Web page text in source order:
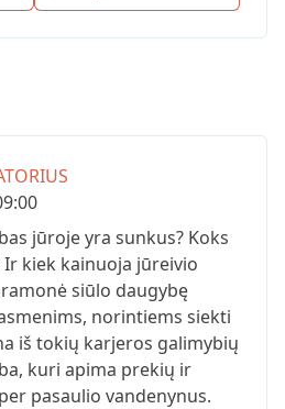
jūroje yra sunkus? Koks
kiek kainuoja jūreivio
siūlo daugybę
norintiems siekti
iš tokių karjeros galimybių
kuri apima prekių ir
pasaulio vandenynus.